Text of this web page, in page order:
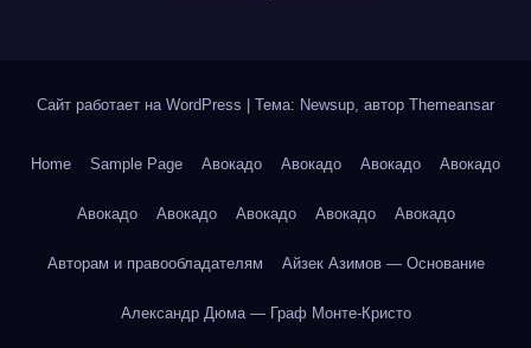
Сайт работает на WordPress Тема: Newsup, автор Themeansar
Home Sample Page Авокадо Авокадо Авокадо Авокадо
Авокадо Авокадо Авокадо Авокадо Авокадо
Авторам и правообладателям Айзек Азимов — Основание
Александр Дюма — Граф Монте-Кристо